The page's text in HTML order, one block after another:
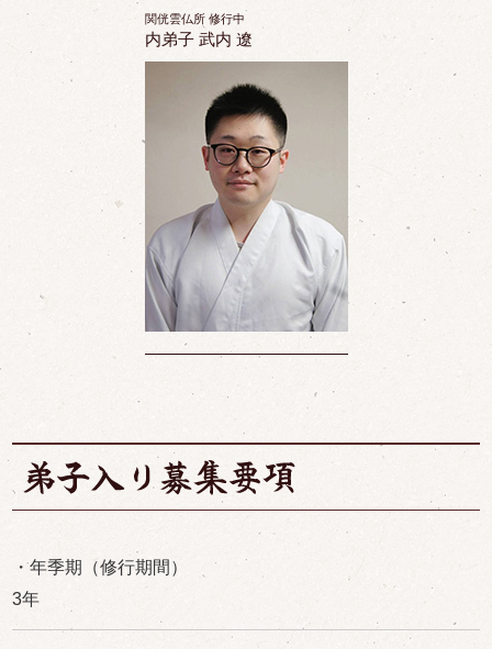
関侊雲仏所 修行中
内弟子 武内 遼
・年季期（修行期間）
3年